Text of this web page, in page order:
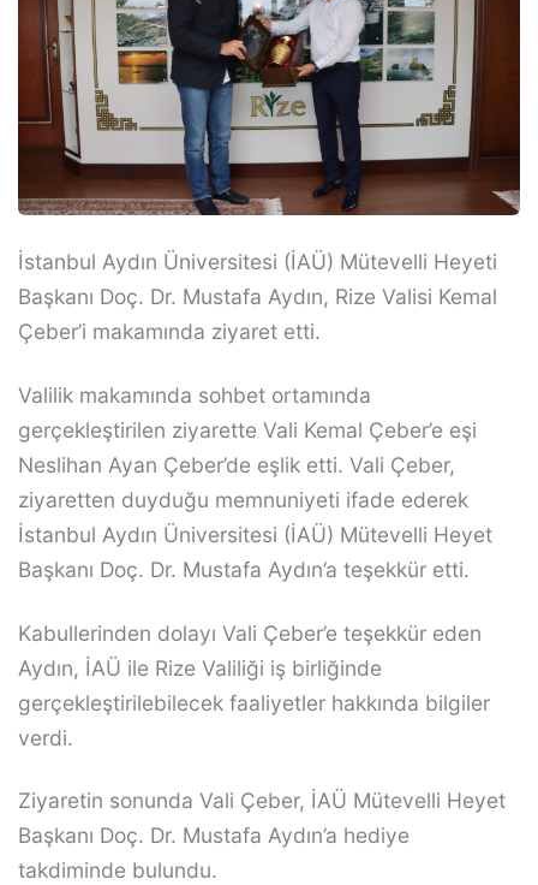
İstanbul Aydın Üniversitesi (İAÜ) Mütevelli Heyeti
Başkanı Doç. Dr. Mustafa Aydın, Rize Valisi Kemal
Çeber’i makamında ziyaret etti.
Valilik makamında sohbet ortamında
gerçekleştirilen ziyarette Vali Kemal Çeber’e eşi
Neslihan Ayan Çeber’de eşlik etti. Vali Çeber,
ziyaretten duyduğu memnuniyeti ifade ederek
İstanbul Aydın Üniversitesi (İAÜ) Mütevelli Heyet
Başkanı Doç. Dr. Mustafa Aydın’a teşekkür etti.
Kabullerinden dolayı Vali Çeber’e teşekkür eden
Aydın, İAÜ ile Rize Valiliği iş birliğinde
gerçekleştirilebilecek faaliyetler hakkında bilgiler
verdi.
Ziyaretin sonunda Vali Çeber, İAÜ Mütevelli Heyet
Başkanı Doç. Dr. Mustafa Aydın’a hediye
takdiminde bulundu.